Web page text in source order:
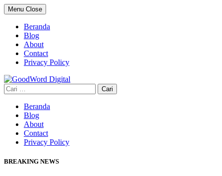
Skip
to
content
Menu Close
Beranda
Blog
About
Contact
Privacy Policy
Cari
untuk:
Beranda
Blog
About
Contact
Privacy Policy
BREAKING NEWS